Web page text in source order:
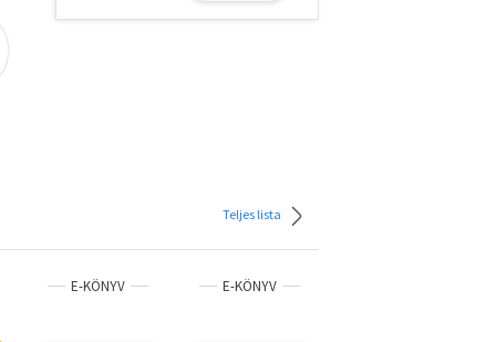
Teljes lista
E-KÖNYV E-KÖNYV